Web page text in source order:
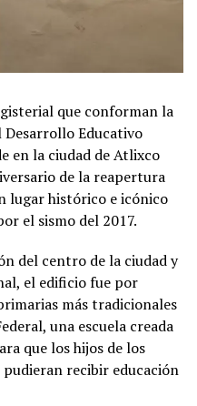
que conforman la
Desarrollo Educativo
en la ciudad de Atlixco
de la reapertura
lugar histórico e icónico
el sismo del 2017.
del centro de la ciudad y
el edificio fue por
más tradicionales
una escuela creada
que los hijos de los
recibir educación